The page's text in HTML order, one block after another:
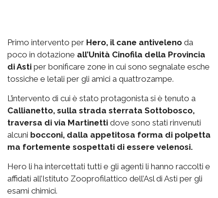
Primo intervento per Hero, il cane antiveleno da
poco in dotazione all’Unità Cinofila della Provincia
di Asti per bonificare zone in cui sono segnalate esche
tossiche e letali per gli amici a quattrozampe.
L’intervento di cui è stato protagonista si è tenuto a
Callianetto, sulla strada sterrata Sottobosco,
traversa di via Martinetti dove sono stati rinvenuti
alcuni bocconi, dalla appetitosa forma di polpetta
ma fortemente sospettati di essere velenosi.
Hero li ha intercettati tutti e gli agenti li hanno raccolti e
affidati all’Istituto Zooprofilattico dell’Asl di Asti per gli
esami chimici.